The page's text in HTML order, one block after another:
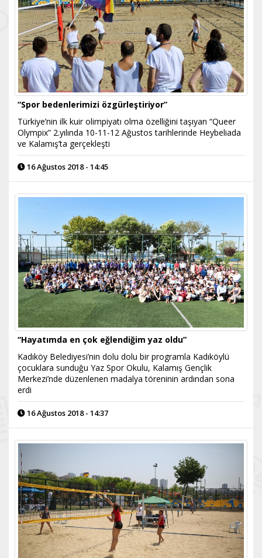
“Spor bedenlerimizi özgürleştiriyor”
Türkiye’nin ilk kuir olimpiyatı olma özelliğini taşıyan “Queer
Olympix” 2.yılında 10-11-12 Ağustos tarihlerinde Heybeliada
ve Kalamış’ta gerçekleşti
16 Ağustos 2018 - 14:45
“Hayatımda en çok eğlendiğim yaz oldu”
Kadıköy Belediyesi’nin dolu dolu bir programla Kadıköylü
çocuklara sunduğu Yaz Spor Okulu, Kalamış Gençlik
Merkezi’nde düzenlenen madalya töreninin ardından sona
erdi
16 Ağustos 2018 - 14:37